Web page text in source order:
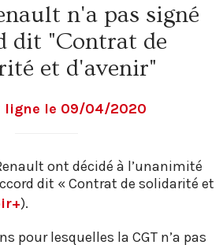
n'a pas signé
dit "Contrat de
et d'avenir"
ligne le 09/04/2020
ont décidé à l’unanimité
dit « Contrat de solidarité et
).
pour lesquelles la CGT n’a pas